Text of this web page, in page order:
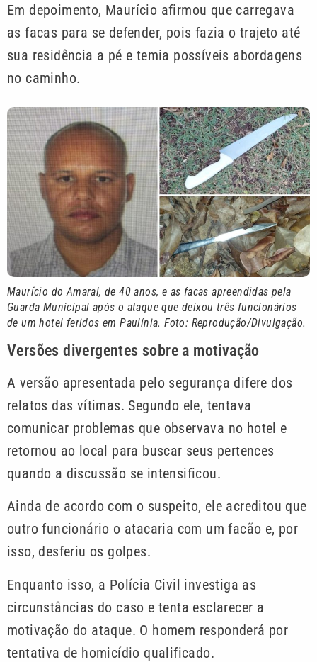
Em depoimento, Maurício afirmou que carregava
as facas para se defender, pois fazia o trajeto até
sua residência a pé e temia possíveis abordagens
no caminho.
Maurício do Amaral, de 40 anos, e as facas apreendidas pela
Guarda Municipal após o ataque que deixou três funcionários
de um hotel feridos em Paulínia. Foto: Reprodução/Divulgação.
Versões divergentes sobre a motivação
A versão apresentada pelo segurança difere dos
relatos das vítimas. Segundo ele, tentava
comunicar problemas que observava no hotel e
retornou ao local para buscar seus pertences
quando a discussão se intensificou.
Ainda de acordo com o suspeito, ele acreditou que
outro funcionário o atacaria com um facão e, por
isso, desferiu os golpes.
Enquanto isso, a Polícia Civil investiga as
circunstâncias do caso e tenta esclarecer a
motivação do ataque. O homem responderá por
tentativa de homicídio qualificado.